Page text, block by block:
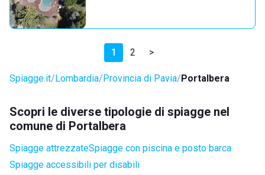
1 2 >
Spiagge.it Lombardia Provincia di Pavia Portalbera
Scopri le diverse tipologie di spiagge nel
comune di Portalbera
Spiagge attrezzateSpiagge con piscina e posto barca
Spiagge accessibili per disabili